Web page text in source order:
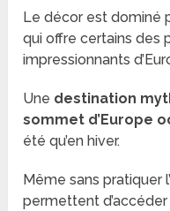
Le décor est dominé
qui offre certains des
impressionnants
Une destination
sommet d’Europe
été qu’en hiver.
Même sans pratiquer
permettent